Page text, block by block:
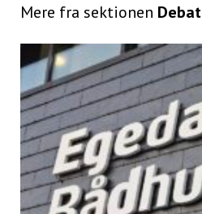
Mere fra sektionen Debat